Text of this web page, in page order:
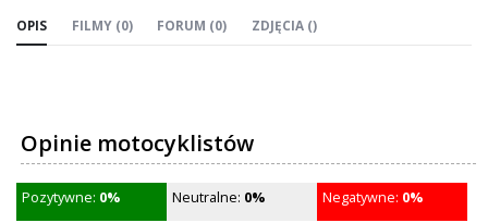
OPIS FILMY (0) FORUM (0) ZDJĘCIA ()
Opinie motocyklistów
Pozytywne: 0% Neutralne: 0% Negatywne: 0%